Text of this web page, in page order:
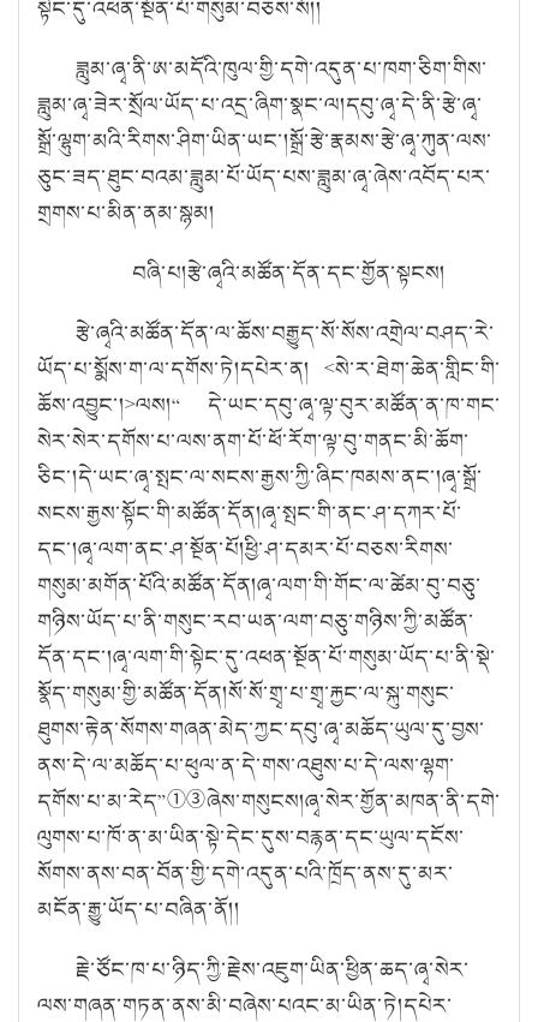
སྟེང་དུ་འཕན་སྔོན་པོ་གསུམ་བཅས་སོ།།
ཟླུམ་ཞྭ་ནི་ཨ་མདོའི་ཁུལ་གྱི་དགེ་འདུན་པ་ཁག་ཅིག་གིས་
ཟླུམ་ཞྭ་ཟེར་སྲོལ་ཡོད་པ་འདྲ་ཞིག་སྣང་ལ།དབུ་ཞྭ་དེ་ནི་རྩེ་ཞྭ་
སྒྲོ་ལྷུག་མའི་རིགས་ཤིག་ཡིན་ཡང་།སྒྲོ་རྩེ་རྣམས་རྩེ་ཞྭ་ཀུན་ལས་
ཅུང་ཟད་ཐུང་བའམ་ཟླུམ་པོ་ཡོད་པས་ཟླུམ་ཞྭ་ཞེས་འབོད་པར་
གྲགས་པ་མིན་ནམ་སྙམ།
བཞི་པ།རྩེ་ཞྭའི་མཚོན་དོན་དང་གྱོན་སྟངས།
རྩེ་ཞྭའི་མཚོན་དོན་ལ་ཆོས་བརྒྱུད་སོ་སོས་འགྲེལ་བཤད་རེ་
ཡོད་པ་སྨོས་ག་ལ་དགོས་ཏེ།དཔེར་ན། <སེ་ར་ཐེག་ཆེན་གླིང་གི་
ཆོས་འབྱུང་།>ལས།“ དེ་ཡང་དབུ་ཞྭ་ལྟ་བུར་མཚོན་ན་ཁ་གང་
སེར་སེར་དགོས་པ་ལས་ནག་པོ་ཕོ་རོག་ལྟ་བུ་གནང་མི་ཆོག་
ཅིང་།དེ་ཡང་ཞྭ་སྤང་ལ་སངས་རྒྱས་ཀྱི་ཞིང་ཁམས་ནང་།ཞྭ་སྒྲོ་
སངས་རྒྱས་སྟོང་གི་མཚོན་དོན།ཞྭ་སྤང་གི་ནང་ཤ་དཀར་པོ་
དང་།ཞྭ་ལག་ནང་ཤ་སྔོན་པོ།ཕྱི་ཤ་དམར་པོ་བཅས་རིགས་
གསུམ་མགོན་པོའི་མཚོན་དོན།ཞྭ་ལག་གི་གོང་ལ་ཚེམ་བུ་བཅུ་
གཉིས་ཡོད་པ་ནི་གསུང་རབ་ཡན་ལག་བཅུ་གཉིས་ཀྱི་མཚོན་
དོན་དང་།ཞྭ་ལག་གི་སྟེང་དུ་འཕན་སྔོན་པོ་གསུམ་ཡོད་པ་ནི་སྡེ་
སྣོད་གསུམ་གྱི་མཚོན་དོན།སོ་སོ་གྲྭ་པ་གྲྭ་རྐྱང་ལ་སྐུ་གསུང་
ཐུགས་རྟེན་སོགས་གཞན་མེད་ཀྱང་དབུ་ཞྭ་མཆོད་ཡུལ་དུ་བྱས་
ནས་དེ་ལ་མཆོད་པ་ཕུལ་ན་དེ་གས་འཐུས་པ་དེ་ལས་ལྷག་
དགོས་པ་མ་རེད”①③ཞེས་གསུངས།ཞྭ་སེར་གྱོན་མཁན་ནི་དགེ་
ལུགས་པ་ཁོ་ན་མ་ཡིན་སྟེ་དེང་དུས་བརྙན་དང་ཡུལ་དངོས་
སོགས་ནས་བན་བོན་གྱི་དགེ་འདུན་པའི་ཁྲོད་ནས་དུ་མར་
མངོན་རྒྱུ་ཡོད་པ་བཞིན་ནོ།།
རྗེ་ཙོང་ཁ་པ་ཉིད་ཀྱི་རྗེས་འཇུག་ཡིན་ཕྱིན་ཆད་ཞྭ་སེར་
ལས་གཞན་གཏན་ནས་མི་བཞེས་པའང་མ་ཡིན་ཏེ།དཔེར་